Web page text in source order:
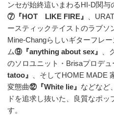
ンセが始終這いまわるHI-D関
⑦『HOT LIKE FIRE』
、
ースティックテイストのラブソ
Mine-Changらしいギターフレ
ム⑨『anything about sex』
のソロユニット・Brisaプロデ
tatoo』
、そしてHOME MADE
変態曲⑫『White lie』 などなど
ドを追求し抜いた、良質なポッ
す。